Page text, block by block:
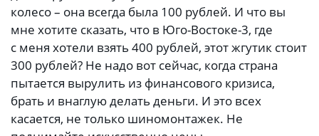
колесо – она всегда была 100 рублей. И что вы
мне хотите сказать, что в Юго-Востоке-3, где
с меня хотели взять 400 рублей, этот жгутик стоит
300 рублей? Не надо вот сейчас, когда страна
пытается вырулить из финансового кризиса,
брать и внаглую делать деньги. И это всех
касается, не только шиномонтажек. Не